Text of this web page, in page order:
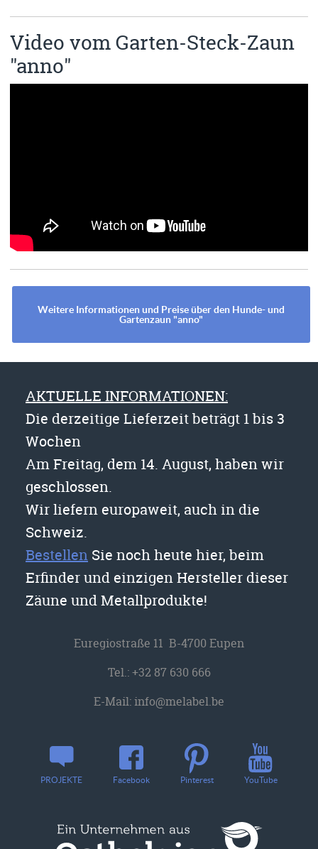
Video vom Garten-Steck-Zaun
"anno"
Weitere Informationen und Preise über den Hunde- und
Gartenzaun "anno"
AKTUELLE INFORMATIONEN:
Die derzeitige Lieferzeit beträgt 1 bis 3
Wochen
Am Freitag, dem 14. August, haben wir
geschlossen.
Wir liefern europaweit, auch in die
Schweiz.
Bestellen Sie noch heute hier, beim
Erfinder und einzigen Hersteller dieser
Zäune und Metallprodukte!
Euregiostraße 11 B-4700 Eupen
Tel.:+32 87 630 666
E-Mail:info@melabel.be
PROJEKTE Facebook Pinterest YouTube